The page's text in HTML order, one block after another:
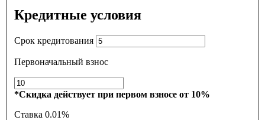
Кредитные условия
Срок кредитования
Первоначальный взнос
*Скидка действует при первом взносе от 10%
Ставка 0.01%